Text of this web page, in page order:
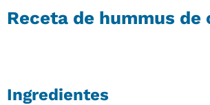
Receta de hummus de
Ingredientes